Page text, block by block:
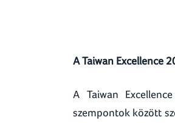
A Taiwan Excellence
A Taiwan
szempontok között